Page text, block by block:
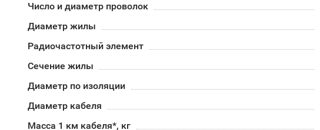
Число и диаметр проволок
Диаметр жилы
Радиочастотный элемент
Сечение жилы
Диаметр по изоляции
Диаметр кабеля
Масса 1 км кабеля*, кг